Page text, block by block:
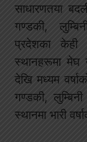
साधारणतया
गण्डकी,
प्रदेशका केही
स्थानहरूमा मेघ
देखि मध्यम
गण्डकी,
स्थानमा भारी